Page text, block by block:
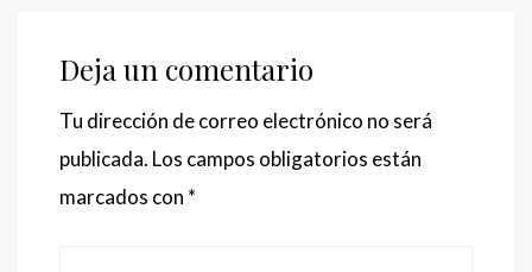
Deja un comentario
Tu dirección de correo electrónico no será
publicada. Los campos obligatorios están
marcados con *